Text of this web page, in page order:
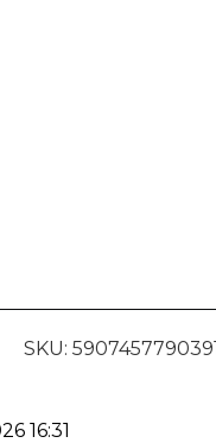
SKU:
16:31